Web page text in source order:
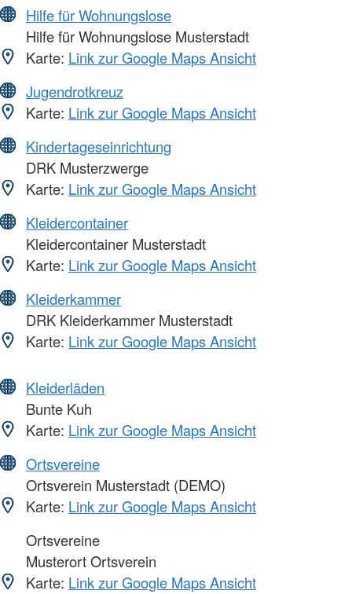
Hilfe für Wohnungslose
Hilfe für Wohnungslose Musterstadt
Karte: Link zur Google Maps Ansicht
Jugendrotkreuz
Karte: Link zur Google Maps Ansicht
Kindertageseinrichtung
DRK Musterzwerge
Karte: Link zur Google Maps Ansicht
Kleidercontainer
Kleidercontainer Musterstadt
Karte: Link zur Google Maps Ansicht
Kleiderkammer
DRK Kleiderkammer Musterstadt
Karte: Link zur Google Maps Ansicht
Kleiderläden
Bunte Kuh
Karte: Link zur Google Maps Ansicht
Ortsvereine
Ortsverein Musterstadt (DEMO)
Karte: Link zur Google Maps Ansicht
Ortsvereine
Musterort Ortsverein
Karte: Link zur Google Maps Ansicht